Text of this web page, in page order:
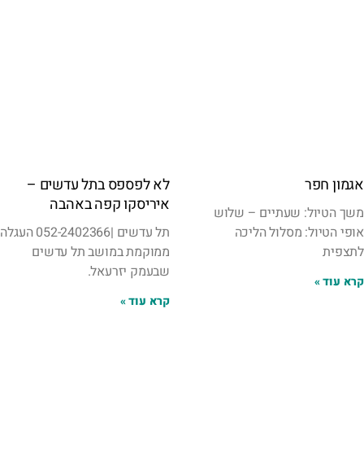
אגמון חפר
משך הטיול: שעתיים – שלוש
אופי הטיול: מסלול הליכה
לתצפית
קרא עוד »
לא לפספס בתל עדשים –
איריסקו קפה באהבה
תל עדשים |052-2402366 העגלה
ממוקמת במושב תל עדשים
שבעמק יזרעאל.
קרא עוד »